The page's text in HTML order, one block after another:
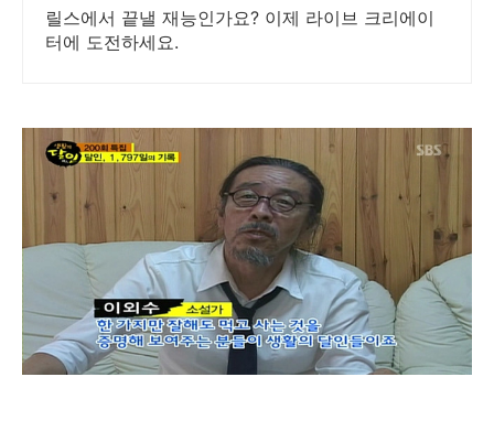
릴스에서 끝낼 재능인가요? 이제 라이브 크리에이
터에 도전하세요.